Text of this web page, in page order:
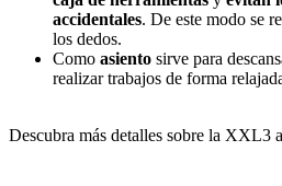
accidentales. De este modo se
los dedos.
Como asiento sirve para
realizar trabajos de forma
Descubra más detalles sobre la XXL3